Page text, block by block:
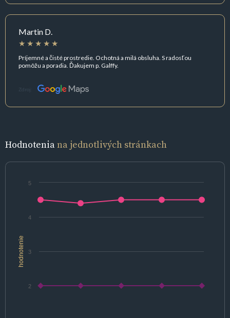
Martin D.
Príjemné a čisté prostredie. Ochotná a milá obsluha. S radosťou
pomôžu a poradia. Ďakujem p. Galffy.
Zdroj:
Hodnoteniana jednotlivých stránkach
hodnotenie
2
3
4
5